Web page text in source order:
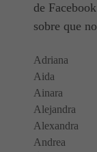
de
sobre que
Adriana
Aida
Ainara
Alejandra
Alexandra
Andrea